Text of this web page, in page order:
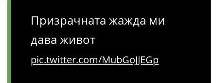
Призрачната жажда ми
дава живот
pic.twitter.com/MubGoJJEGp